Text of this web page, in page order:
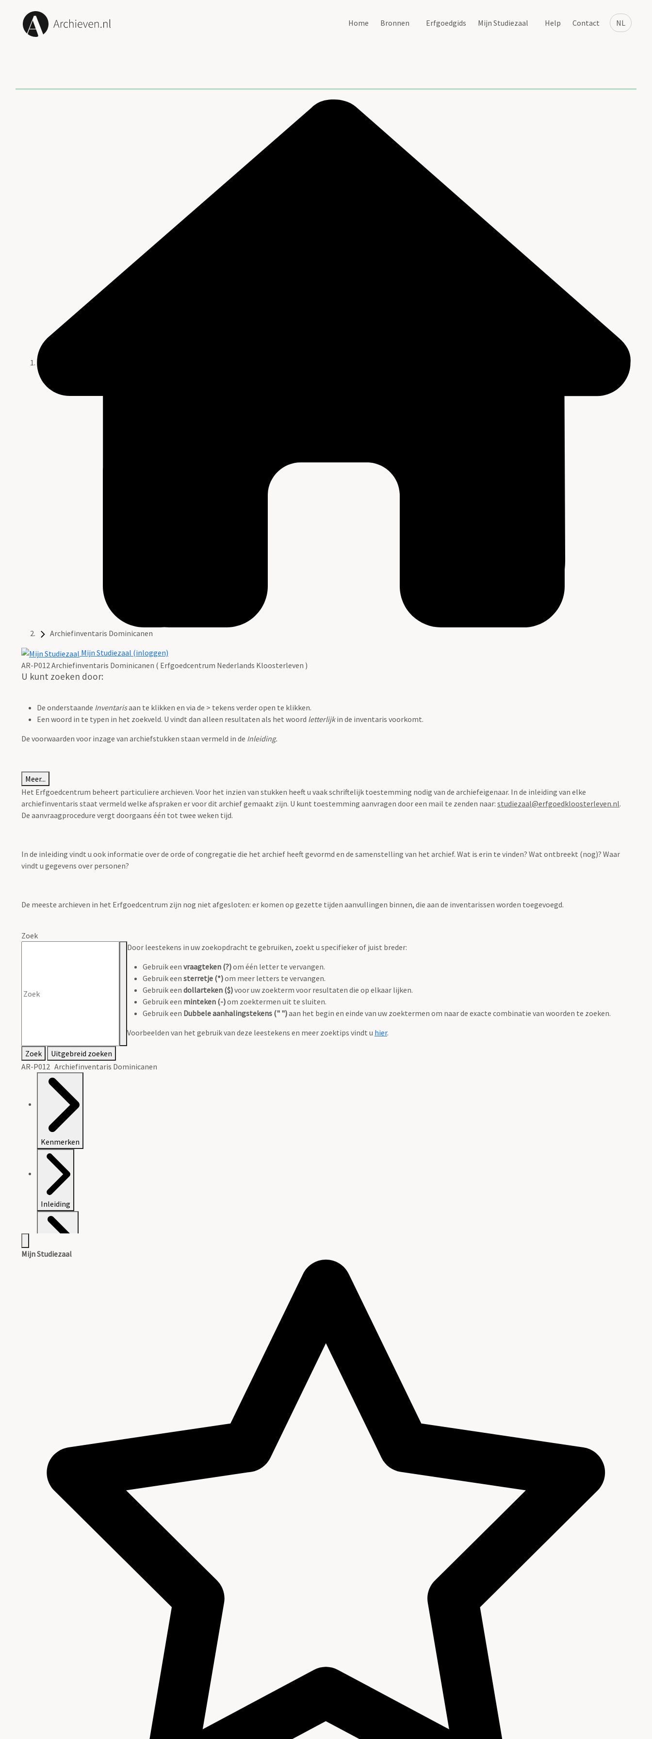
NL
Home Bronnen Erfgoedgids Mijn Studiezaal Help Contact
Archiefinventaris Dominicanen
Mijn Studiezaal (inloggen)
AR-P012 Archiefinventaris Dominicanen ( Erfgoedcentrum Nederlands Kloosterleven )
U kunt zoeken door:
De onderstaande Inventarisaan te klikken en via de > tekens verder open te klikken.
Een woord in te typen in het zoekveld. U vindt dan alleen resultaten als het woord letterlijkin de inventaris voorkomt.
De voorwaarden voor inzage van archiefstukken staan vermeld in de Inleiding.
Meer...
Het Erfgoedcentrum beheert particuliere archieven. Voor het inzien van stukken heeft u vaak schriftelijk toestemming nodig van de archiefeigenaar. In de inleiding van elke
archiefinventaris staat vermeld welke afspraken er voor dit archief gemaakt zijn. U kunt toestemming aanvragen door een mail te zenden naar: studiezaal@erfgoedkloosterleven.nl.
De aanvraagprocedure vergt doorgaans één tot twee weken tijd.
In de inleiding vindt u ook informatie over de orde of congregatie die het archief heeft gevormd en de samenstelling van het archief. Wat is erin te vinden? Wat ontbreekt (nog)? Waar
vindt u gegevens over personen?
De meeste archieven in het Erfgoedcentrum zijn nog niet afgesloten: er komen op gezette tijden aanvullingen binnen, die aan de inventarissen worden toegevoegd.
Zoek
Door leestekens in uw zoekopdracht te gebruiken, zoekt u specifieker of juist breder:
Gebruik een vraagteken (?)om één letter te vervangen.
Gebruik een sterretje (*)om meer letters te vervangen.
Gebruik een dollarteken ($)voor uw zoekterm voor resultaten die op elkaar lijken.
Gebruik een minteken (-)om zoektermen uit te sluiten.
Gebruik een Dubbele aanhalingstekens (" ")aan het begin en einde van uw zoektermen om naar de exacte combinatie van woorden te zoeken.
Voorbeelden van het gebruik van deze leestekens en meer zoektips vindt u hier.
Zoek
Uitgebreid zoeken
AR-P012 Archiefinventaris Dominicanen
Kenmerken
Inleiding
Mijn Studiezaal